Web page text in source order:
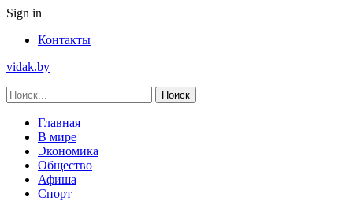
Sign in
Контакты
vidak.by
Главная
В мире
Экономика
Общество
Афиша
Спорт